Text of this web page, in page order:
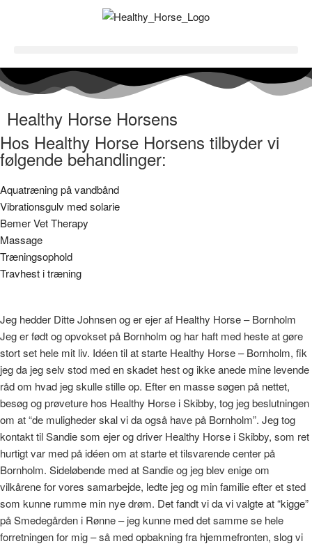
Healthy Horse Horsens
Hos Healthy Horse Horsens tilbyder vi
følgende behandlinger:
Aquatræning på vandbånd
Vibrationsgulv med solarie
Bemer Vet Therapy
Massage
Træningsophold
Travhest i træning
Jeg hedder Ditte Johnsen og er ejer af Healthy Horse – Bornholm
Jeg er født og opvokset på Bornholm og har haft med heste at gøre
stort set hele mit liv. Idéen til at starte Healthy Horse – Bornholm, fik
jeg da jeg selv stod med en skadet hest og ikke anede mine levende
råd om hvad jeg skulle stille op. Efter en masse søgen på nettet,
besøg og prøveture hos Healthy Horse i Skibby, tog jeg beslutningen
om at “de muligheder skal vi da også have på Bornholm”. Jeg tog
kontakt til Sandie som ejer og driver Healthy Horse i Skibby, som ret
hurtigt var med på idéen om at starte et tilsvarende center på
Bornholm. Sideløbende med at Sandie og jeg blev enige om
vilkårene for vores samarbejde, ledte jeg og min familie efter et sted
som kunne rumme min nye drøm. Det fandt vi da vi valgte at “kigge”
på Smedegården i Rønne – jeg kunne med det samme se hele
forretningen for mig – så med opbakning fra hjemmefronten, slog vi